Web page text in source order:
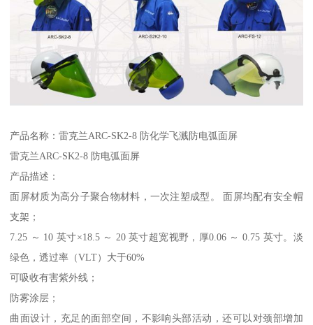
产品名称：雷克兰ARC-SK2-8 防化学飞溅防电弧面屏
雷克兰ARC-SK2-8 防电弧面屏
产品描述：
面屏材质为高分子聚合物材料，一次注塑成型。 面屏均配有安全帽
支架；
7.25 ～ 10 英寸×18.5 ～ 20 英寸超宽视野，厚0.06 ～ 0.75 英寸。淡
绿色，透过率（VLT）大于60%
可吸收有害紫外线；
防雾涂层；
曲面设计，充足的面部空间，不影响头部活动，还可以对颈部增加